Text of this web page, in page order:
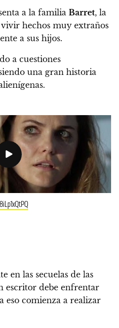
a la familia Barret, la
hechos muy extraños
a sus hijos.
a cuestiones
una gran historia
en las secuelas de las
escritor debe enfrentar
eso comienza a realizar